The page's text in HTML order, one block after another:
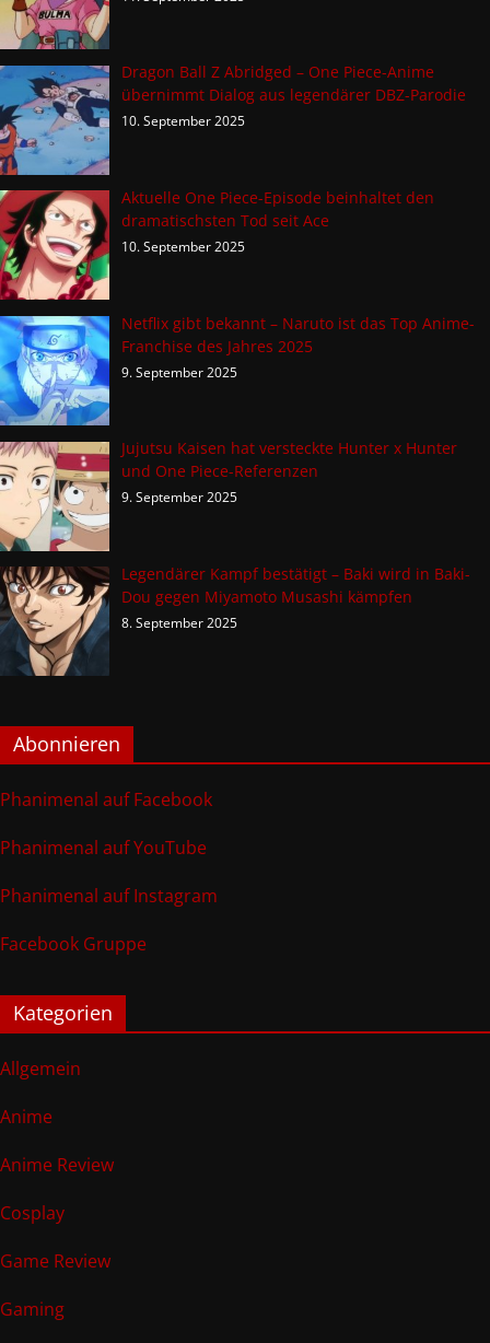
Dragon Ball Z Abridged – One Piece-Anime
übernimmt Dialog aus legendärer DBZ-Parodie
10. September 2025
Aktuelle One Piece-Episode beinhaltet den
dramatischsten Tod seit Ace
10. September 2025
Netflix gibt bekannt – Naruto ist das Top Anime-
Franchise des Jahres 2025
9. September 2025
Jujutsu Kaisen hat versteckte Hunter x Hunter
und One Piece-Referenzen
9. September 2025
Legendärer Kampf bestätigt – Baki wird in Baki-
Dou gegen Miyamoto Musashi kämpfen
8. September 2025
Abonnieren
Phanimenal auf Facebook
Phanimenal auf YouTube
Phanimenal auf Instagram
Facebook Gruppe
Kategorien
Allgemein
Anime
Anime Review
Cosplay
Game Review
Gaming